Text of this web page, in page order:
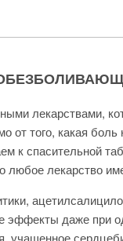
лекарствами,
от того, какая
к спасительной
любое лекарство
эффекты даже при
учащенное